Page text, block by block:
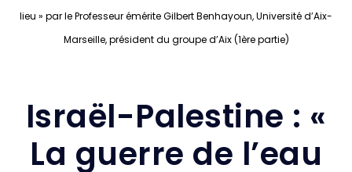
lieu » par le Professeur émérite Gilbert Benhayoun, Université d’Aix-
Marseille, président du groupe d’Aix (1ère partie)
Israël-Palestine : «
La guerre de l’eau